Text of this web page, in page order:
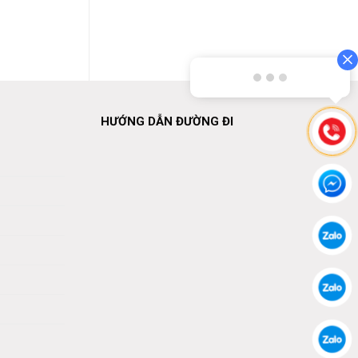
HƯỚNG DẪN ĐƯỜNG ĐI